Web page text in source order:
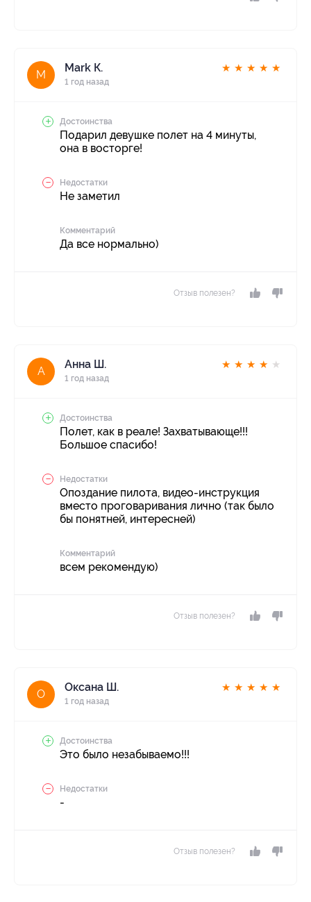
M
Mark К.
1 год назад
★ ★ ★ ★ ★
Достоинства
Подарил девушке полет на 4 минуты,
она в восторге!
Недостатки
Не заметил
Комментарий
Да все нормально)
Отзыв полезен?
А
Анна Ш.
1 год назад
★ ★ ★ ★ ★
Достоинства
Полет, как в реале! Захватывающе!!!
Большое спасибо!
Недостатки
Опоздание пилота, видео-инструкция
вместо проговаривания лично (так было
бы понятней, интересней)
Комментарий
всем рекомендую)
Отзыв полезен?
О
Оксана Ш.
1 год назад
★ ★ ★ ★ ★
Достоинства
Это было незабываемо!!!
Недостатки
-
Отзыв полезен?